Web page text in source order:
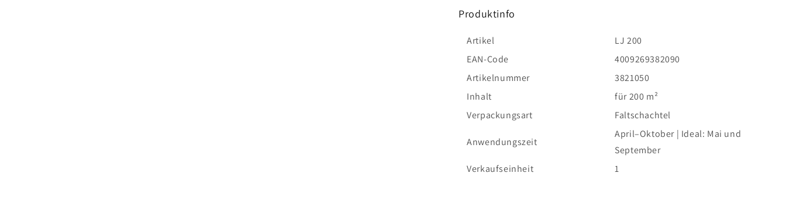
Produktinfo
Artikel
LJ 200
EAN-Code
4009269382090
Artikelnummer
3821050
Inhalt
für 200 m²
Verpackungsart
Faltschachtel
Anwendungszeit
April–Oktober | Ideal: Mai und
September
Verkaufseinheit
1